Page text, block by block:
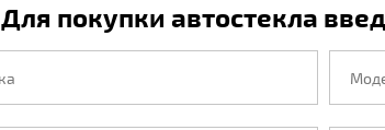
Для покупки автостекла